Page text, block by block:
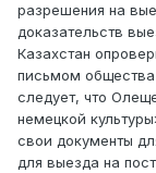
разрешения на
доказательств
Казахстан
письмом
следует, что
немецкой
свои документы
для выезда на